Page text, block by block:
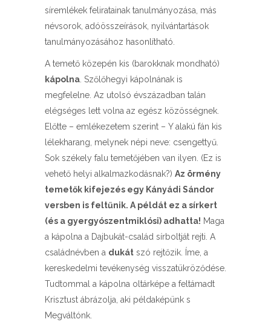
síremlékek feliratainak tanulmányozása, más
névsorok, adóösszeírások, nyilvántartások
tanulmányozásához hasonlítható.
A temető közepén kis (barokknak mondható)
kápolna . Szőlőhegyi kápolnának is
megfelelne. Az utolsó évszázadban talán
elégséges lett volna az egész közösségnek.
Előtte – emlékezetem szerint – Y alakú fán kis
lélekharang, melynek népi neve: csengettyű.
Sok székely falu temetőjében van ilyen. (Ez is
vehető helyi alkalmazkodásnak?) Az örmény
temetők kifejezés egy Kányádi Sándor
versben is feltűnik. A példát ez a sírkert
(és a gyergyószentmiklósi) adhatta! Maga
a kápolna a Dajbukát-család sírboltját rejti. A
családnévben a dukát szó rejtőzik. Íme, a
kereskedelmi tevékenység visszatükröződése.
Tudtommal a kápolna oltárképe a feltámadt
Krisztust ábrázolja, aki példaképünk s
Megváltónk.